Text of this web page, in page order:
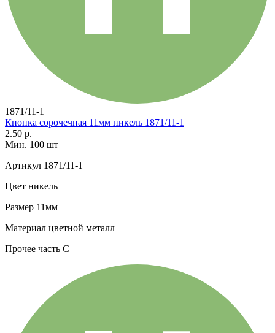
1871/11-1
Кнопка сорочечная 11мм никель 1871/11-1
2.50 р.
Мин. 100 шт
Артикул 1871/11-1
Цвет никель
Размер 11мм
Материал цветной металл
Прочее часть С